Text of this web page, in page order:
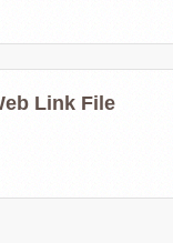
Link File